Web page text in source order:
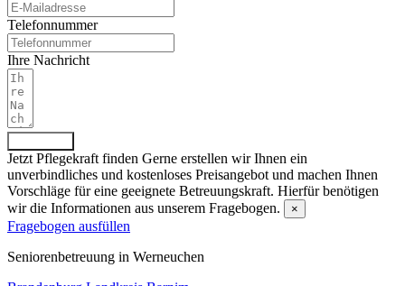
Telefonnummer
Ihre Nachricht
Jetzt Pflegekraft finden Gerne erstellen wir Ihnen ein
unverbindliches und kostenloses Preisangebot und machen Ihnen
Vorschläge für eine geeignete Betreuungskraft. Hierfür benötigen
wir die Informationen aus unserem Fragebogen.
×
Fragebogen ausfüllen
Senioren­betreuung in Werneuchen